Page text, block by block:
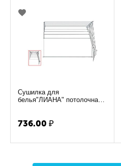
Сушилка для
белья"ЛИАНА" потолочная
736.00 ₽